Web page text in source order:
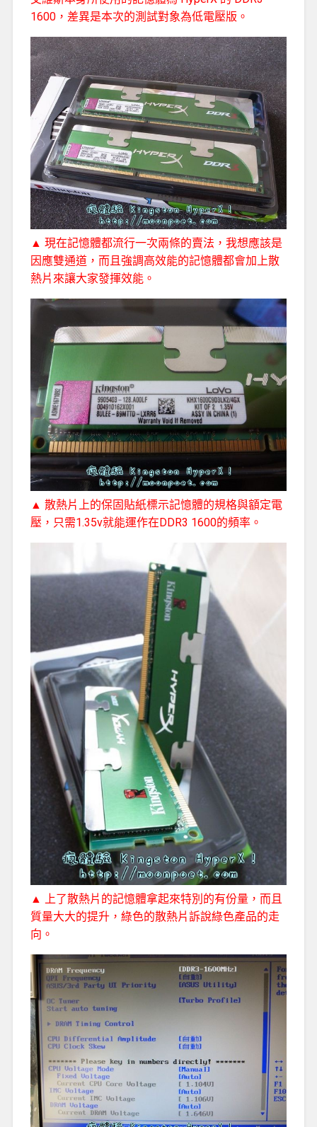
1600，差異是本次的測試對象為低電壓版。
▲ 現在記憶體都流行一次兩條的賣法，我想應該是
因應雙通道，而且強調高效能的記憶體都會加上散
熱片來讓大家發揮效能。
▲ 散熱片上的保固貼紙標示記憶體的規格與額定電
壓，只需1.35v就能運作在DDR3 1600的頻率。
▲ 上了散熱片的記憶體拿起來特別的有份量，而且
質量大大的提升，綠色的散熱片訴說綠色產品的走
向。